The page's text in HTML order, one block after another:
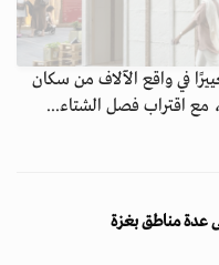
في واقع الآلاف من سكان
مع اقتراب فصل الشتاء...